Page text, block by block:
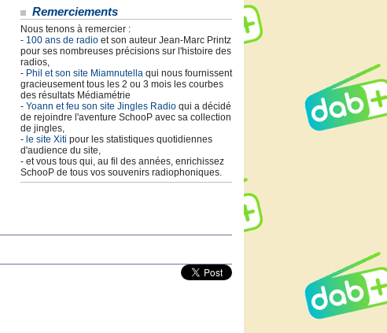
Remerciements
Nous tenons à remercier :
- 100 ans de radio et son auteur Jean-Marc Printz
pour ses nombreuses précisions sur l'histoire des
radios,
- Phil et son site Miamnutella qui nous fournissent
gracieusement tous les 2 ou 3 mois les courbes
des résultats Médiamétrie
- Yoann et feu son site Jingles Radio qui a décidé
de rejoindre l'aventure SchooP avec sa collection
de jingles,
- le site Xiti pour les statistiques quotidiennes
d'audience du site,
- et vous tous qui, au fil des années, enrichissez
SchooP de tous vos souvenirs radiophoniques.